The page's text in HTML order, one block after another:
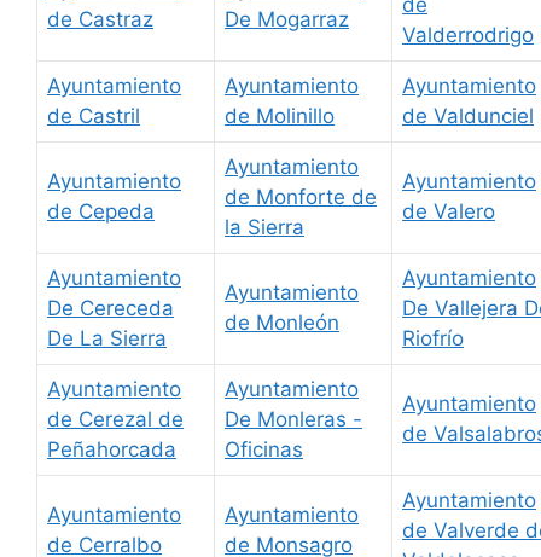
de Castraz
De Mogarraz
de
Valderrodrigo
Ayuntamiento
de Castril
Ayuntamiento
de Molinillo
Ayuntamiento
de Valdunciel
Ayuntamiento
de Cepeda
Ayuntamiento
de Monforte de
la Sierra
Ayuntamiento
de Valero
Ayuntamiento
De Cereceda
De La Sierra
Ayuntamiento
de Monleón
Ayuntamiento
De Vallejera
Riofrío
Ayuntamiento
de Cerezal de
Peñahorcada
Ayuntamiento
De Monleras -
Oficinas
Ayuntamiento
de
Ayuntamiento
de Cerralbo
Ayuntamiento
de Monsagro
Ayuntamiento
de Valverde